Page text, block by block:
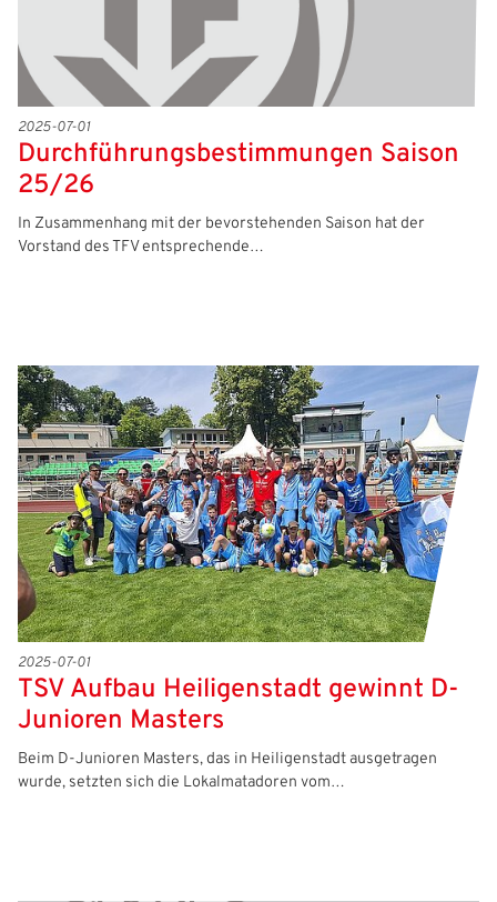
2025-07-01
Durchführungsbestimmungen Saison
25/26
In Zusammenhang mit der bevorstehenden Saison hat der
Vorstand des TFV entsprechende…
2025-07-01
TSV Aufbau Heiligenstadt gewinnt D-
Junioren Masters
Beim D-Junioren Masters, das in Heiligenstadt ausgetragen
wurde, setzten sich die Lokalmatadoren vom…